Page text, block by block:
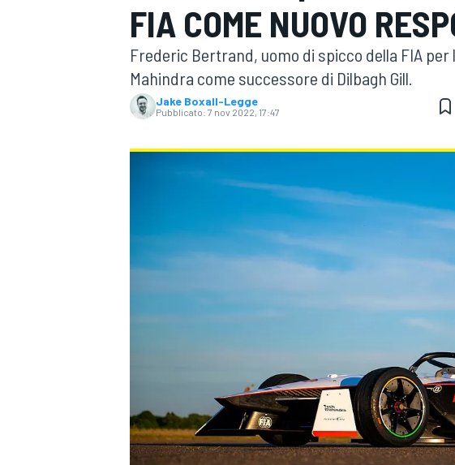
MOTOGP WEC
FIA COME NUOVO
Frederic Bertrand, uomo di spicco della FIA
Mahindra come successore di Dilbagh Gill.
Jake Boxall-Legge
Pubblicato: 7 nov 2022, 17:47